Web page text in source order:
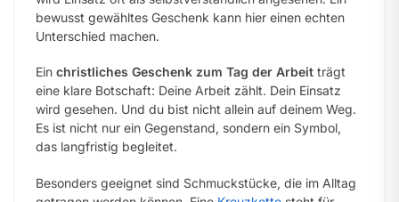
bewusst gewähltes Geschenk kann hier einen echten
Unterschied machen.
Ein christliches Geschenk zum Tag der Arbeit trägt
eine klare Botschaft: Deine Arbeit zählt. Dein Einsatz
wird gesehen. Und du bist nicht allein auf deinem Weg.
Es ist nicht nur ein Gegenstand, sondern ein Symbol,
das langfristig begleitet.
Besonders geeignet sind Schmuckstücke, die im Alltag